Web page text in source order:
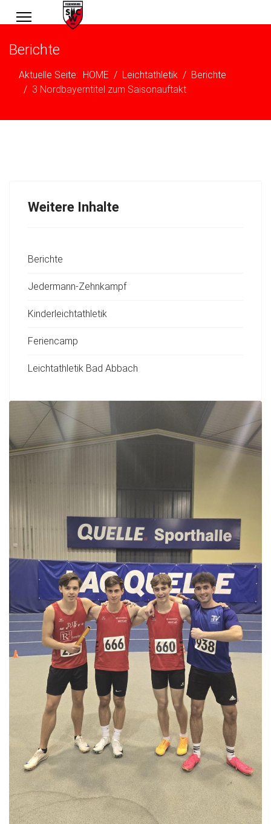
Berichte
Aktuelle Seite: HOME Leichtathletik
Berichte
3 Nordbayerntitel zum Saisonauftakt
Weitere Inhalte
Berichte
Jedermann-Zehnkampf
Kinderleichtathletik
Feriencamp
Leichtathletik Bad Abbach